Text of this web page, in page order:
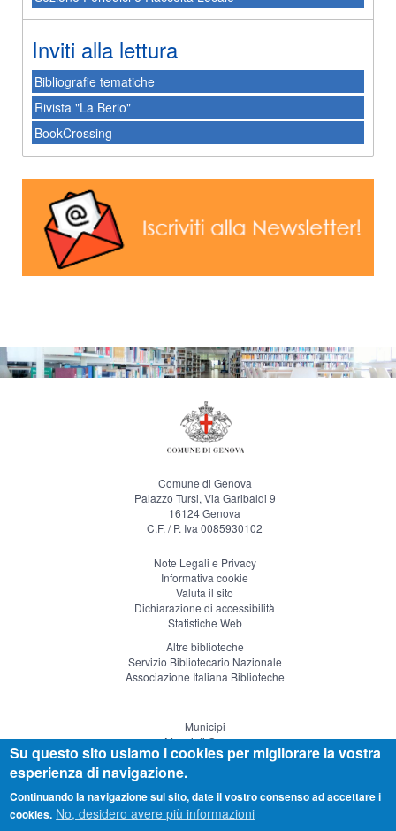
Inviti alla lettura
Bibliografie tematiche
Rivista "La Berio"
BookCrossing
Comune di Genova
Palazzo Tursi, Via Garibaldi 9
16124 Genova
C.F. / P. Iva 0085930102
Note Legali e Privacy
Informativa cookie
Valuta il sito
Dichiarazione di accessibilità
Statistiche Web
Altre biblioteche
Servizio Bibliotecario Nazionale
Associazione Italiana Biblioteche
Municipi
Musei di Genova
Genova Teatro
Visitgenoa
Su questo sito usiamo i cookies per migliorare la vostra
esperienza di navigazione.
Continuando la navigazione sul sito, date il vostro consenso ad accettare i
cookies. No, desidero avere più informazioni